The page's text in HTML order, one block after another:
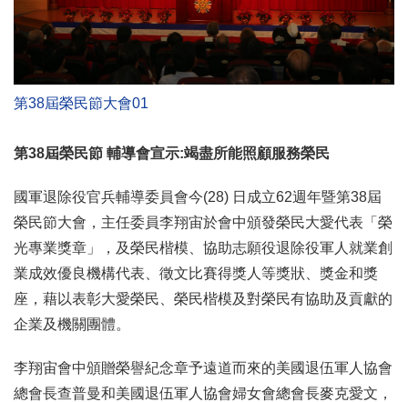
第38屆榮民節大會01
第38屆榮民節 輔導會宣示:竭盡所能照顧服務榮民
國軍退除役官兵輔導委員會今(28) 日成立62週年暨第38屆
榮民節大會，主任委員李翔宙於會中頒發榮民大愛代表「榮
光專業獎章」，及榮民楷模、協助志願役退除役軍人就業創
業成效優良機構代表、徵文比賽得獎人等獎狀、獎金和獎
座，藉以表彰大愛榮民、榮民楷模及對榮民有協助及貢獻的
企業及機關團體。
李翔宙會中頒贈榮譽紀念章予遠道而來的美國退伍軍人協會
總會長查普曼和美國退伍軍人協會婦女會總會長麥克愛文，